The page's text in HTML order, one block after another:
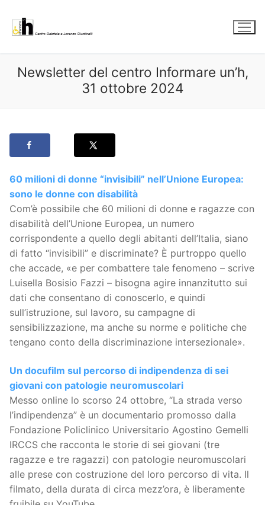
contenuto
Newsletter del centro Informare un’h,
31 ottobre 2024
60 milioni di donne “invisibili” nell’Unione Europea:
sono le donne con disabilità
Com’è possibile che 60 milioni di donne e ragazze con
disabilità dell’Unione Europea, un numero
corrispondente a quello degli abitanti dell’Italia, siano
di fatto “invisibili” e discriminate? È purtroppo quello
che accade, «e per combattere tale fenomeno – scrive
Luisella Bosisio Fazzi – bisogna agire innanzitutto sui
dati che consentano di conoscerlo, e quindi
sull’istruzione, sul lavoro, su campagne di
sensibilizzazione, ma anche su norme e politiche che
tengano conto della discriminazione intersezionale».
Un docufilm sul percorso di indipendenza di sei
giovani con patologie neuromuscolari
Messo online lo scorso 24 ottobre, “La strada verso
l’indipendenza” è un documentario promosso dalla
Fondazione Policlinico Universitario Agostino Gemelli
IRCCS che racconta le storie di sei giovani (tre
ragazze e tre ragazzi) con patologie neuromuscolari
alle prese con costruzione del loro percorso di vita. Il
filmato, della durata di circa mezz’ora, è liberamente